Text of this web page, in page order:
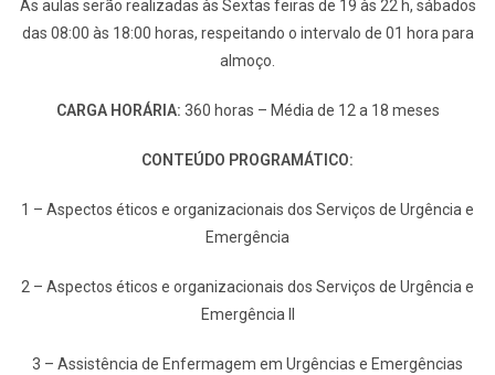
As aulas serão realizadas às Sextas feiras de 19 às 22 h, sábados
das 08:00 às 18:00 horas, respeitando o intervalo de 01 hora para
almoço.
CARGA HORÁRIA: 360 horas – Média de 12 a 18 meses
CONTEÚDO PROGRAMÁTICO:
1 – Aspectos éticos e organizacionais dos Serviços de Urgência e
Emergência
2 – Aspectos éticos e organizacionais dos Serviços de Urgência e
Emergência II
3 – Assistência de Enfermagem em Urgências e Emergências